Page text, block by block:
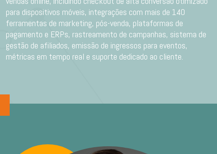
para dispositivos móveis, integrações com mais de 140
ferramentas de marketing, pós-venda, plataformas de
pagamento e ERPs, rastreamento de campanhas, sistema de
gestão de afiliados, emissão de ingressos para eventos,
métricas em tempo real e suporte dedicado ao cliente.